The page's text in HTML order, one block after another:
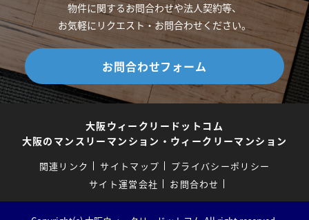
物件に関するお問合わせや法人契約等、
お気軽にリクエスト・お問合わせください。
お問合わせフォーム
大阪ウィークリードットコム
大阪のマンスリーマンション・ウィークリーマンション
関連リンク サイトマップ
プライバシーポリシー
サイト運営会社
お問合わせ